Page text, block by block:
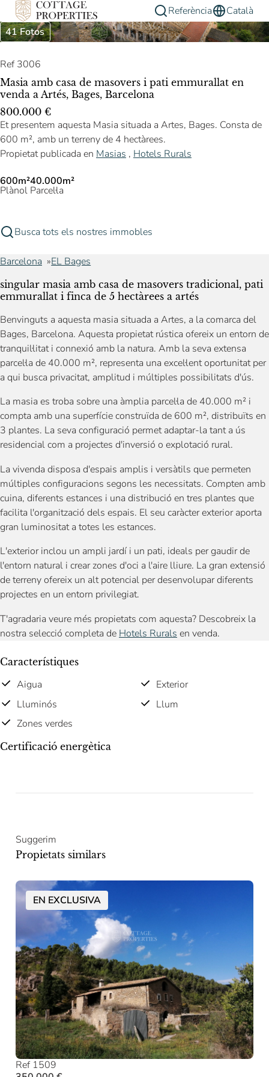
Referència
Català
41 Fotos
Ref 3006
Masia amb casa de masovers i pati emmurallat en
venda a Artés, Bages, Barcelona
800.000 €
Et presentem aquesta Masia situada a Artes, Bages. Consta de
600 m², amb un terreny de 4 hectàrees.
Propietat publicada en Masias , Hotels Rurals
600m²
Plànol
40.000m²
Parcel·la
Busca tots els nostres immobles
Barcelona EL Bages
singular masia amb casa de masovers tradicional, pati
emmurallat i finca de 5 hectàrees a artés
Benvinguts a aquesta masia situada a Artes, a la comarca del
Bages, Barcelona. Aquesta propietat rústica ofereix un entorn de
tranquil·litat i connexió amb la natura. Amb la seva extensa
parcel·la de 40.000 m², representa una excel·lent oportunitat per
a qui busca privacitat, amplitud i múltiples possibilitats d'ús.
La masia es troba sobre una àmplia parcel·la de 40.000 m² i
compta amb una superfície construïda de 600 m², distribuïts en
3 plantes. La seva configuració permet adaptar-la tant a ús
residencial com a projectes d'inversió o explotació rural.
La vivenda disposa d'espais amplis i versàtils que permeten
múltiples configuracions segons les necessitats. Compten amb
cuina, diferents estances i una distribució en tres plantes que
facilita l'organització dels espais. El seu caràcter exterior aporta
gran luminositat a totes les estances.
L'exterior inclou un ampli jardí i un pati, ideals per gaudir de
l'entorn natural i crear zones d'oci a l'aire lliure. La gran extensió
de terreny ofereix un alt potencial per desenvolupar diferents
projectes en un entorn privilegiat.
T'agradaria veure més propietats com aquesta? Descobreix la
nostra selecció completa de Hotels Rurals en venda.
Característiques
Aigua
Exterior
Lluminós
Llum
Zones verdes
Certificació energètica
Suggerim
Propietats similars
EN EXCLUSIVA
Ref 1509